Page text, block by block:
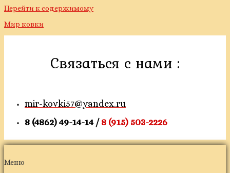
Перейти к содержимому
Мир ковки
Связаться с нами :
mir-kovki57@yandex.ru
8 (4862) 49-14-14 /8 (915) 503-2226
Меню